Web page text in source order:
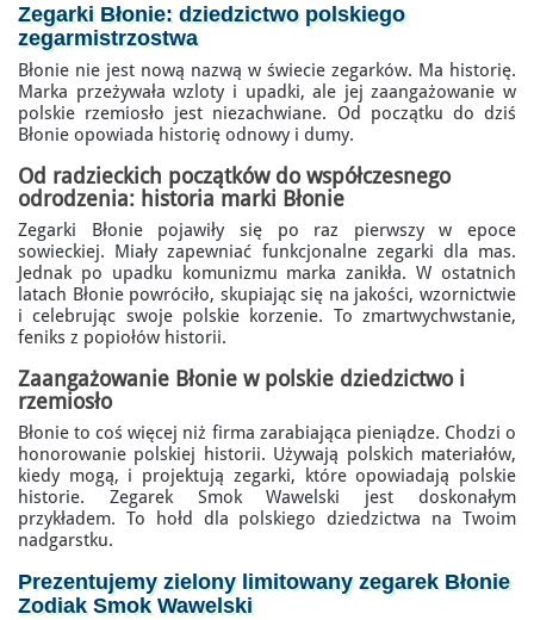
Zegarki Błonie: dziedzictwo polskiego
zegarmistrzostwa
Błonie nie jest nową nazwą w świecie zegarków. Ma historię.
Marka przeżywała wzloty i upadki, ale jej zaangażowanie w
polskie rzemiosło jest niezachwiane. Od początku do dziś
Błonie opowiada historię odnowy i dumy.
Od radzieckich początków do współczesnego
odrodzenia: historia marki Błonie
Zegarki Błonie pojawiły się po raz pierwszy w epoce
sowieckiej. Miały zapewniać funkcjonalne zegarki dla mas.
Jednak po upadku komunizmu marka zanikła. W ostatnich
latach Błonie powróciło, skupiając się na jakości, wzornictwie
i celebrując swoje polskie korzenie. To zmartwychwstanie,
feniks z popiołów historii.
Zaangażowanie Błonie w polskie dziedzictwo i
rzemiosło
Błonie to coś więcej niż firma zarabiająca pieniądze. Chodzi o
honorowanie polskiej historii. Używają polskich materiałów,
kiedy mogą, i projektują zegarki, które opowiadają polskie
historie. Zegarek Smok Wawelski jest doskonałym
przykładem. To hołd dla polskiego dziedzictwa na Twoim
nadgarstku.
Prezentujemy zielonylimitowany zegarek Błonie
Zodiak Smok Wawelski